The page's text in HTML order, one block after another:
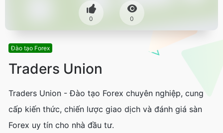
0 0
Đào tạo Forex
Traders Union
Traders Union - Đào tạo Forex chuyên nghiệp, cung
cấp kiến thức, chiến lược giao dịch và đánh giá sàn
Forex uy tín cho nhà đầu tư.